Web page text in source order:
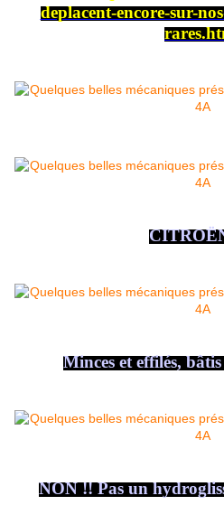
deplacent-encore-sur-
Minces et effilés,
NON !! Pas un